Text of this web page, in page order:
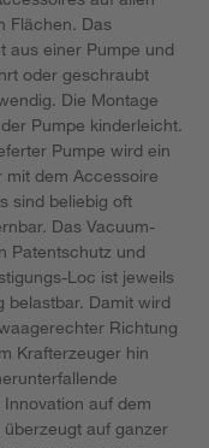
Flächen. Das
aus einer Pumpe und
oder geschraubt
Die Montage
Pumpe kinderleicht.
Pumpe wird ein
mit dem Accessoire
sind beliebig oft
Das Vacuum-
Patentschutz und
Loc ist jeweils
belastbar. Damit wird
Richtung
Krafterzeuger hin
auf dem
überzeugt auf ganzer